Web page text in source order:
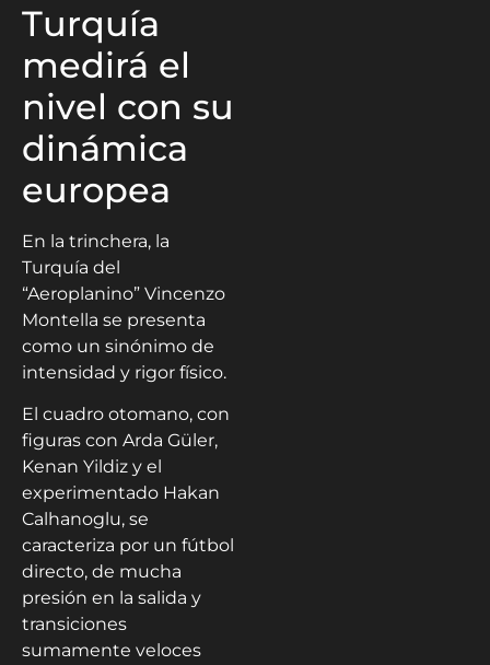
Turquía
medirá el
nivel con su
dinámica
europea
En la trinchera, la
Turquía del
“Aeroplanino” Vincenzo
Montella se presenta
como un sinónimo de
intensidad y rigor físico.
El cuadro otomano, con
figuras con Arda Güler,
Kenan Yildiz y el
experimentado Hakan
Calhanoglu, se
caracteriza por un fútbol
directo, de mucha
presión en la salida y
transiciones
sumamente veloces